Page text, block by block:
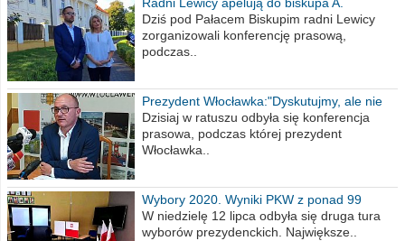
Wiesława Meringa
Dziś pod Pałacem Biskupim radni Lewicy
zorganizowali konferencję prasową,
podczas..
Prezydent Włocławka:"Dyskutujmy, ale nie
obrażajmy się”
Dzisiaj w ratuszu odbyła się konferencja
prasowa, podczas której prezydent
Włocławka..
Wybory 2020. Wyniki PKW z ponad 99
procent obwodów
W niedzielę 12 lipca odbyła się druga tura
wyborów prezydenckich. Największe..